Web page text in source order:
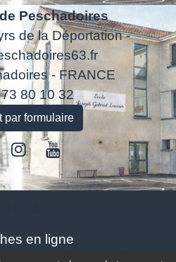
Peschadoires
de la Déportation -
- FRANCE
80 10 32
par formulaire
en ligne